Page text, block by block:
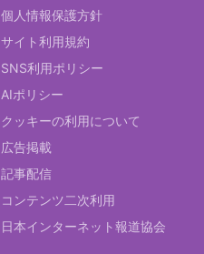
個人情報保護方針
サイト利用規約
SNS利用ポリシー
AIポリシー
クッキーの利用について
広告掲載
記事配信
コンテンツ二次利用
日本インターネット報道協会